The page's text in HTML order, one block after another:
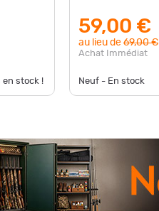
en stock !
59,00 €
au lieu de 69,00 €
Achat Immédiat
Neuf - En stock